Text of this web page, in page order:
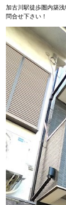
加古川駅徒歩圏内築
問合せ下さい！